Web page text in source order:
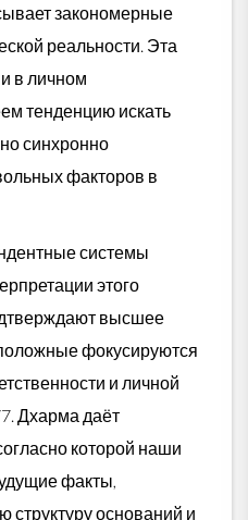
закономерные
реальности. Эта
в личном
тенденцию искать
синхронно
факторов в
системы
этого
высшее
фокусируются
и личной
Дхарма даёт
которой наши
факты,
оснований и